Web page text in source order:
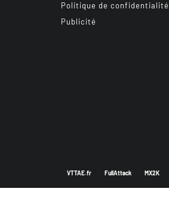
Politique de confidentialité
Publicité
VTTAE.fr FullAttack MX2K